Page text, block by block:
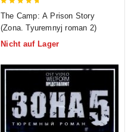
out of 5
The Camp: A Prison Story
(Zona. Tyuremnyj roman 2)
Nicht auf Lager